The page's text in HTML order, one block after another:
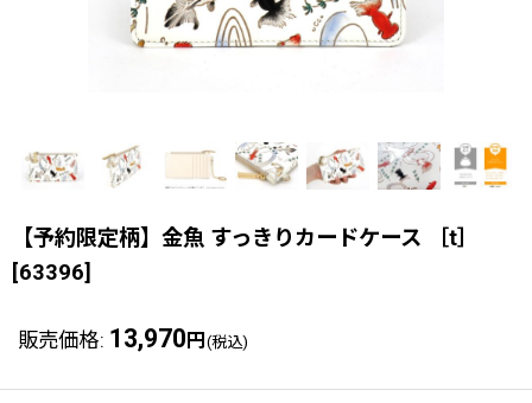
【予約限定柄】金魚 すっきりカードケース ［t］
[63396]
販売価格: 13,970 円 (税込)